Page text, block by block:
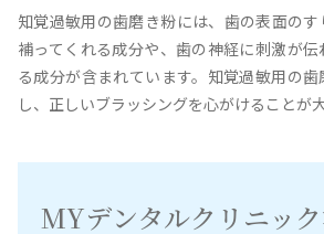
知覚過敏用の歯磨き粉には、歯の表面の
補ってくれる成分や、歯の神経に刺激が
る成分が含まれています。知覚過敏用の
し、正しいブラッシングを心がけることが大
MYデンタルクリニッ